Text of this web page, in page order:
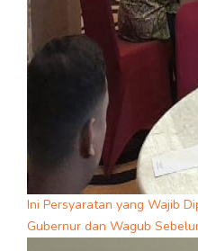
Ini Persyaratan yang Wajib
Gubernur dan Wagub